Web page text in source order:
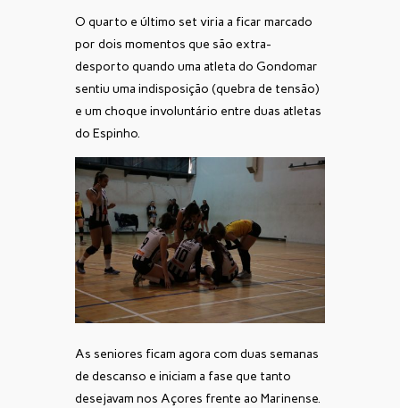
O quarto e último set viria a ficar marcado
por dois momentos que são extra-
desporto quando uma atleta do Gondomar
sentiu uma indisposição (quebra de tensão)
e um choque involuntário entre duas atletas
do Espinho.
As seniores ficam agora com duas semanas
de descanso e iniciam a fase que tanto
desejavam nos Açores frente ao Marinense.